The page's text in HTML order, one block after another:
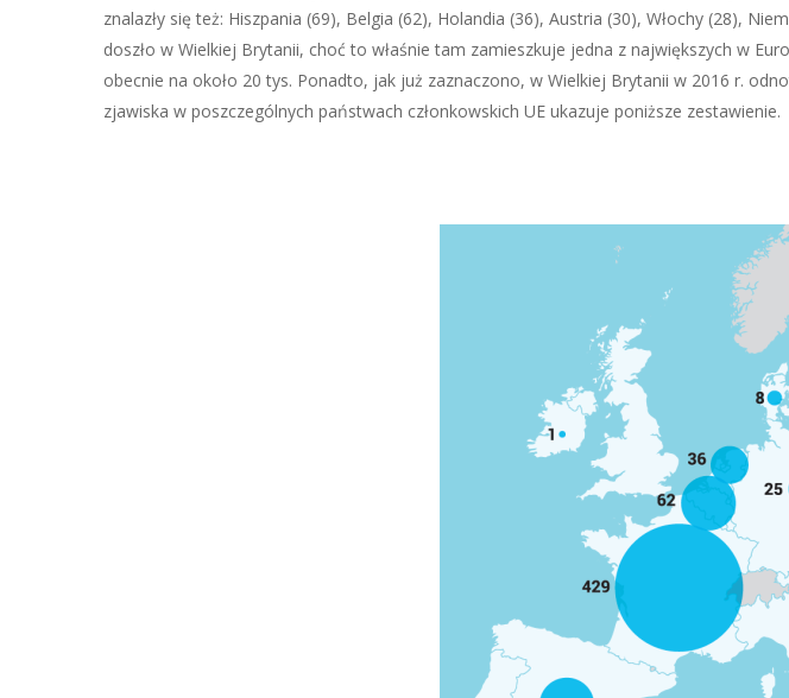
znalazły się też: Hiszpania (69), Belgia (62), Holandia (36), Austria (30), Włochy (28),
doszło w Wielkiej Brytanii, choć to właśnie tam zamieszkuje jedna z największych w
obecnie na około 20 tys. Ponadto, jak już zaznaczono, w Wielkiej Brytanii w 2016 r.
zjawiska w poszczególnych państwach członkowskich UE ukazuje poniższe zestawienie.